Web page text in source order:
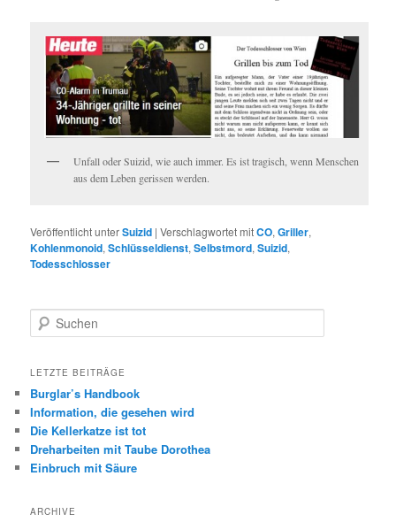
Unfall oder Suizid, wie auch immer. Es ist tragisch, wenn Menschen
aus dem Leben gerissen werden.
Veröffentlicht unterSuizid |Verschlagwortet mitCO,Griller,
Kohlenmonoid,Schlüsseldienst,Selbstmord,Suizid,
Todesschlosser
Suchen
LETZTE BEITRÄGE
Burglar’s Handbook
Information, die gesehen wird
Die Kellerkatze ist tot
Dreharbeiten mit Taube Dorothea
Einbruch mit Säure
ARCHIVE